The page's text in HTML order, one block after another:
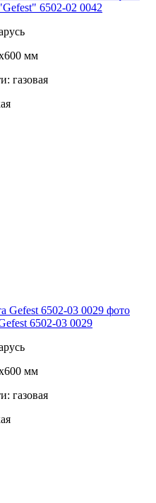
6502-02 0042
мм
газовая
6502-03 0029
мм
газовая